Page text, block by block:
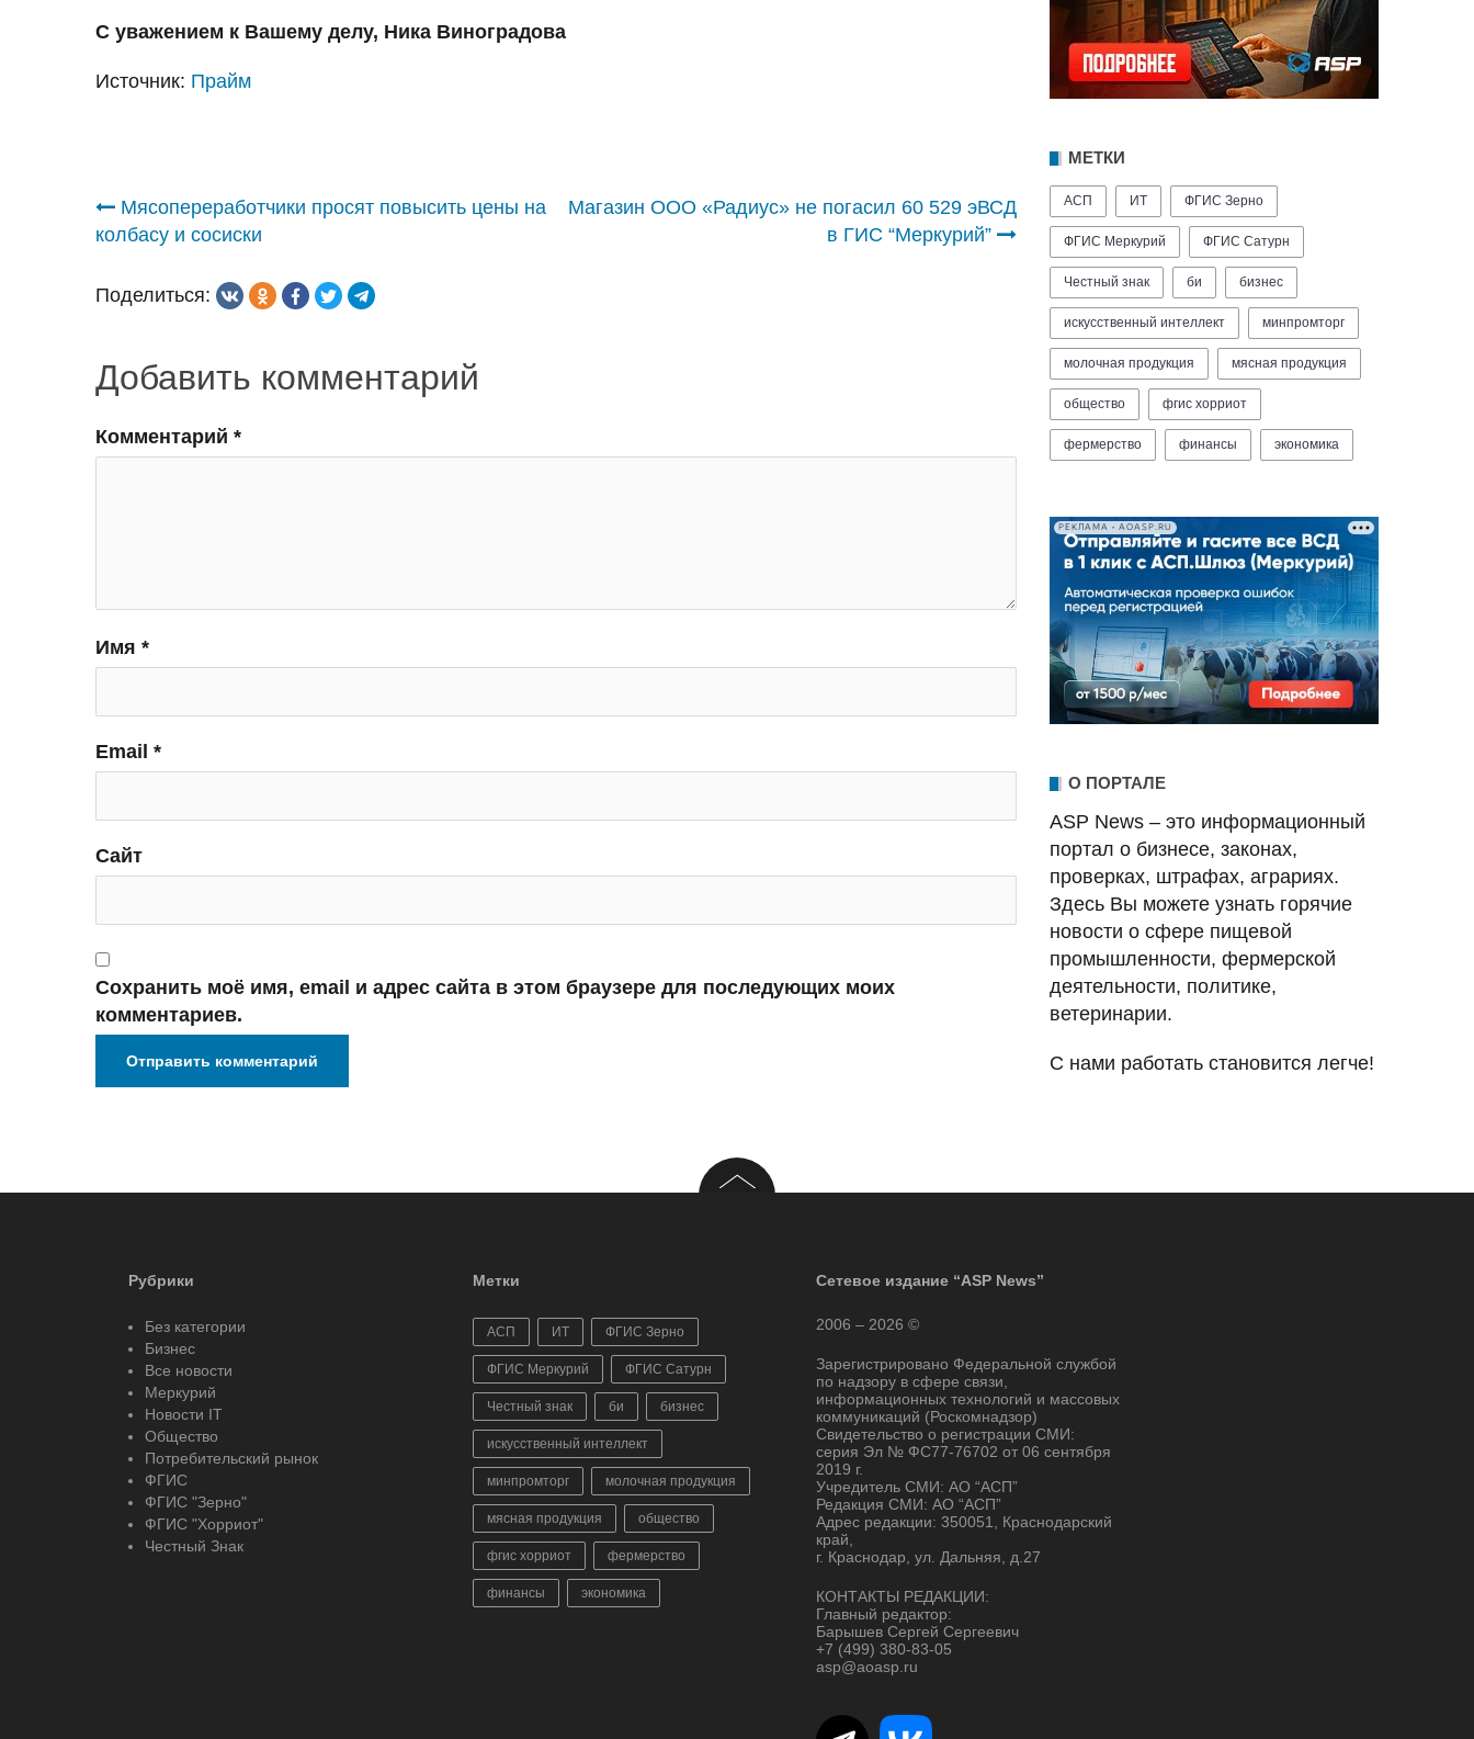
С уважением к Вашему делу, Ника Виноградова
Источник: Прайм
Навигация
записям
Мясопереработчики просят повысить цены на
колбасу и сосиски
Магазин ООО «Радиус» не погасил 60 529 эВСД
в ГИС “Меркурий”
Поделиться:
Добавить комментарий
Комментарий *
Имя *
Email *
Сайт
Сохранить моё имя, email и адрес сайта в этом браузере для последующих моих
комментариев.
МЕТКИ
АСП ИТ ФГИС Зерно
ФГИС Меркурий ФГИС Сатурн
Честный знак би бизнес
искусственный интеллект минпромторг
молочная продукция мясная продукция
общество фгис хорриот
фермерство финансы экономика
РЕКЛАМА • AOASP.RU
О ПОРТАЛЕ
ASP News – это информационный
портал о бизнесе, законах,
проверках, штрафах, аграриях.
Здесь Вы можете узнать горячие
новости о сфере пищевой
промышленности, фермерской
деятельности, политике,
ветеринарии.
С нами работать становится легче!
Рубрики
Без категории
Бизнес
Все новости
Меркурий
Новости IT
Общество
Потребительский рынок
ФГИС
ФГИС "Зерно"
ФГИС "Хорриот"
Честный Знак
Метки
АСП ИТ ФГИС Зерно
ФГИС Меркурий ФГИС Сатурн
Честный знак би бизнес
искусственный интеллект
минпромторг молочная продукция
мясная продукция общество
фгис хорриот фермерство
финансы экономика
Сетевое издание “ASP News”
2006 – 2026 ©
Зарегистрировано Федеральной службой
по надзору в сфере связи,
информационных технологий и массовых
коммуникаций (Роскомнадзор)
Свидетельство о регистрации СМИ:
серия Эл № ФС77-76702 от 06 сентября
2019 г.
Учредитель СМИ: АО “АСП”
Редакция СМИ: АО “АСП”
Адрес редакции: 350051, Краснодарский
край,
г. Краснодар, ул. Дальняя, д.27
КОНТАКТЫ РЕДАКЦИИ:
Главный редактор:
Барышев Сергей Сергеевич
+7 (499) 380-83-05
asp@aoasp.ru